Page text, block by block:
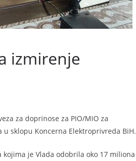
izmirenje
za doprinose za PIO/MIO za
sklopu Koncerna Elektroprivreda BiH.
je Vlada odobrila oko 17 miliona